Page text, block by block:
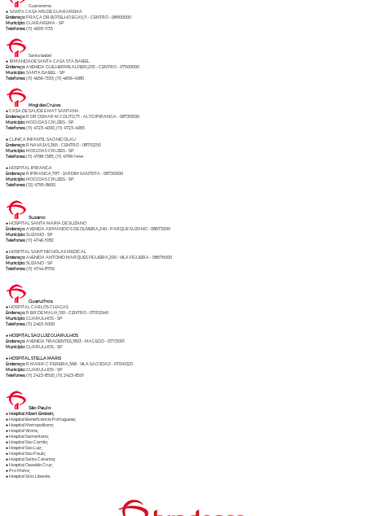
Guararema
● SANTA CASA MIS DE GUARAREMA
Endereço: PRAÇA DR BOTELHO EGAS,11 - CENTRO - 08900000
Município:GUARAREMA - SP
Telefones:(11) 4693-1133
Santa Isabel
● IRMANDADE SANTA CASA STA ISABEL
Endereço:AVENIDA GUILHERME ALFIERI,205 - CENTRO - 07500000
Município:SANTA ISABEL - SP
Telefones:(11) 4656-1333, (11) 4656-4080
Mogi das Cruzes
● CASA DE SAUDE E MAT SANTANA
Endereço: R DR OSMAR M COUTO,71 - ALTO IPIRANGA - 08730500
Município: MOGI DAS CRUZES - SP
Telefones:(11) 4723-4000, (11) 4723-4083
● CLINICA INFANTIL SAO NICOLAU
Endereço: R NAVAJAS,365 - CENTRO - 08710250
Município: MOGI DAS CRUZES - SP
Telefones:(11) 4798-1385, (11) 4799-1444
● HOSPITAL IPIRANGA
Endereço: R IPIRANGA,797 - JARDIM SANTISTA - 08730000
Município: MOGI DAS CRUZES - SP
Telefones:(12) 4795-8600
Suzano
● HOSPITAL SANTA MARIA DE SUZANO
Endereço:AVENIDA ARMANDO S DE OLIVEIRA,240 - PARQUE SUZANO - 08673000
Município:SUZANO - SP
Telefones:(11) 4746-5182
● HOSPITAL SAINT NICHOLAS MEDICAL
Endereço:AVENIDA ANTONIO MARQUES FIGUEIRA,200 - VILA FIGUEIRA - 08676000
Município:SUZANO - SP
Telefones:(11) 4744-8750
Guarulhos
● HOSPITAL CARLOS CHAGAS
Endereço: R BR DE MAUA,100 - CENTRO - 07012040
Município:GUARULHOS - SP
Telefones:(11) 2463-5000
● HOSPITAL SAO LUIZ GUARULHOS
Endereço:AVENIDA TIRADENTES,1803 - MACEDO - 07113001
Município:GUARULHOS - SP
● HOSPITAL STELLA MARIS
Endereço: R MARIA C PEREIRA,568 - VILA SAO JOAO - 07041020
Município:GUARULHOS - SP
Telefones:(11) 2423-8500, (11) 2423-8501
São Paulo
● Hospital Albert Einstein;
● Hospital Beneficência Portuguesa;
● Hospital Metropolitano;
● Hospital Vitória;
● Hospital Samaritano;
● Hospital São Camilo;
● Hospital São Luiz;
● Hospital São Paulo;
● Hospital Santa Catarina;
● Hospital Oswaldo Cruz;
● Pro Matre;
● Hospital Sírio-Libanês.